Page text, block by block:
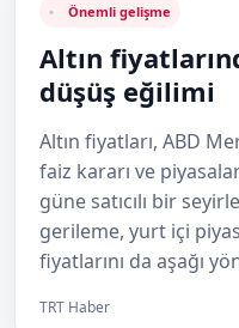
Önemli gelişme
Altın
düşüş eğilimi
Altın fiyatları, ABD
faiz kararı ve
güne satıcılı bir
gerileme, yurt içi
fiyatlarını da aşağı
TRT Haber